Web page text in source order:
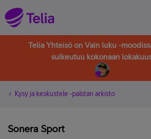
Telia Yhteisö on Vain luku -
sulkeutuu kokonaan
Kysy ja keskustele -palstan arkisto
Sonera Sport